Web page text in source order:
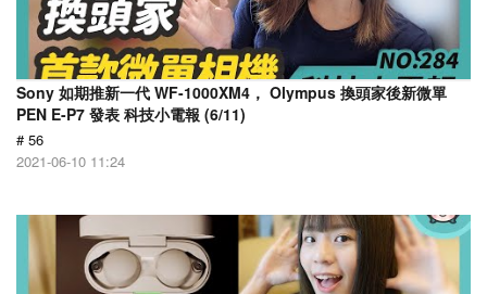
Sony 如期推新一代 WF-1000XM4， Olympus 換頭家後新微單
PEN E-P7 發表 科技小電報 (6/11)
# 56
2021-06-10 11:24